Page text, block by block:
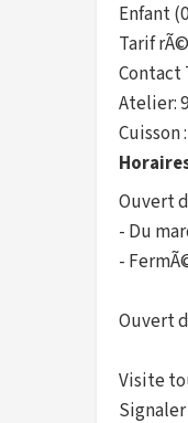
Enfant
Tarif
Contact
Atelier:
Cuisson
Ouvert
- Du
-
Ouvert
Visite